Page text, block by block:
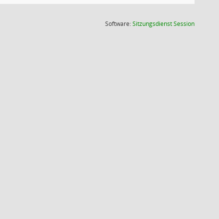
Software:SitzungsdienstSession(Wird in